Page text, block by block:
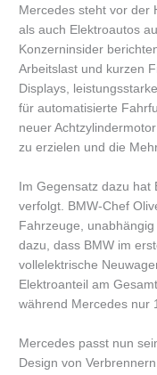
Mercedes steht vor der
als auch Elektroautos
Konzerninsider
Arbeitslast und kurzen
Displays,
für automatisierte
neuer
zu erzielen und die
Im Gegensatz dazu
verfolgt. BMW-Chef
Fahrzeuge,
dazu, dass BMW im
vollelektrische
Elektroanteil am
während Mercedes nur
Mercedes passt nun
Design von